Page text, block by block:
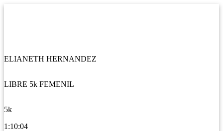
ELIANETH HERNANDEZ
LIBRE 5k FEMENIL
5k
1:10:04